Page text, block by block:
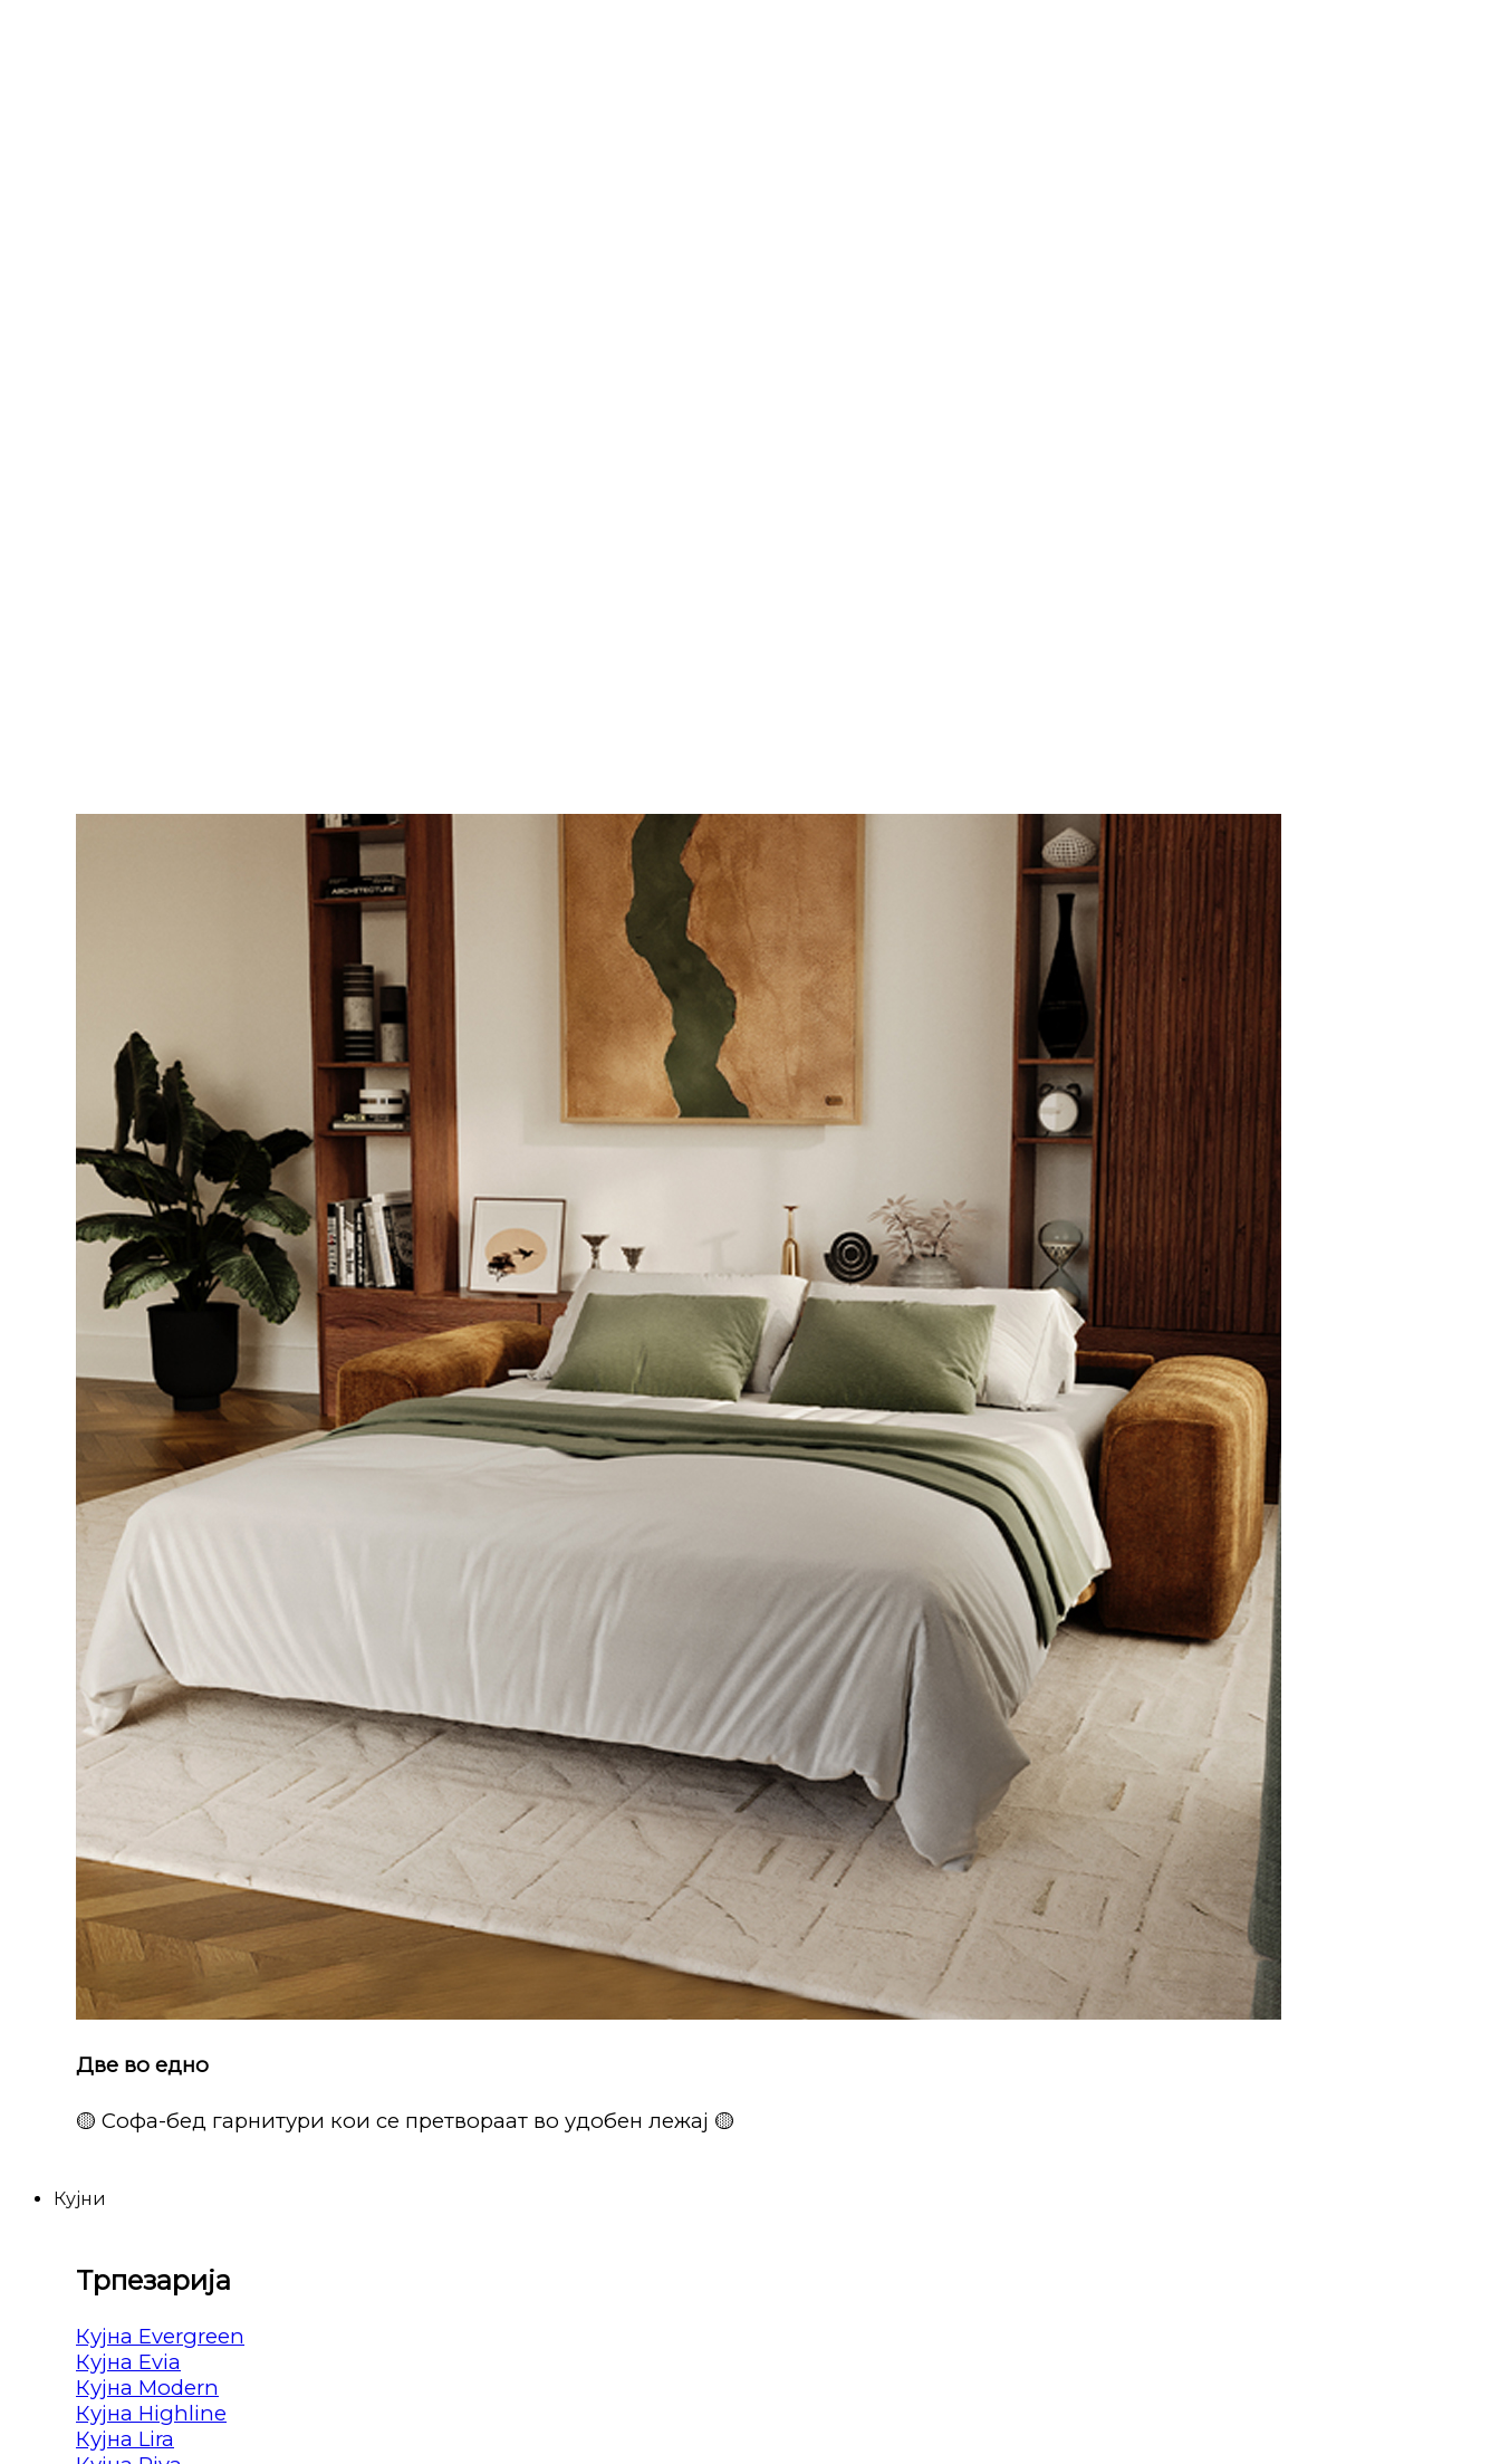
Две во едно
🟡 Софа-бед гарнитури кои се претвораат во удобен лежај 🟡
Кујни
Трпезарија
Кујна Evergreen
Кујна Evia
Кујна Modern
Кујна Highline
Кујна Lira